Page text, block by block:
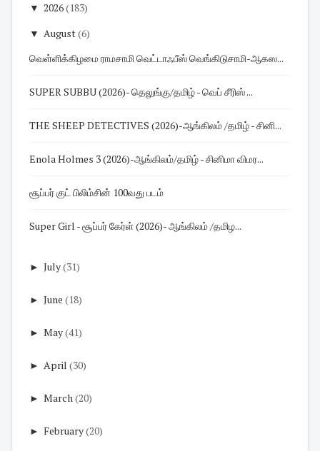
▼ 2026(183)
▼ August(6)
வெள்ளிக்கிழமை ராமசாமி வெட்டாஃபீஸ் வெங்கிடுசாமி-ஆகஸ...
SUPER SUBBU (2026)- தெலுங்கு/தமிழ் - வெப் சீரிஸ் ...
THE SHEEP DETECTIVES (2026)-ஆங்கிலம் /தமிழ் - சினி...
Enola Holmes 3 (2026)-ஆங்கிலம்/தமிழ் - சினிமா விமர...
சூப்பர் குட் பிலிம்சின் 100வது படம்
Super Girl - சூப்பர் கேர்ள் (2026)- ஆங்கிலம் /தமிழ...
► July(31)
► June (18)
► May(41)
► April (30)
► March(20)
► February(20)